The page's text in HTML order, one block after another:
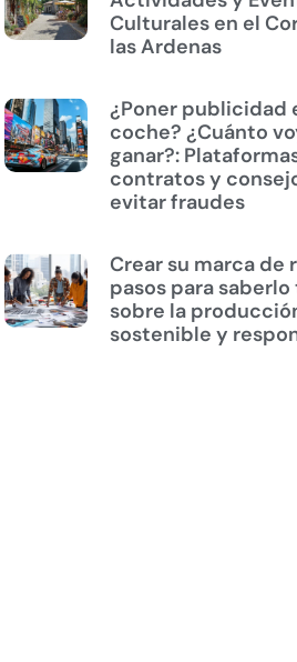
Culturales en el
las Ardenas
¿Poner publicidad
coche? ¿Cuánto
ganar?:
contratos y
evitar fraudes
Crear su marca de
pasos para
sobre la
sostenible y